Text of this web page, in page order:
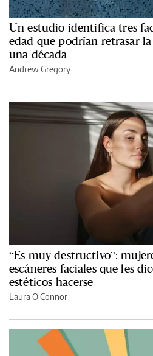
Un estudio identifica tres
edad que podrían retrasar
una década
Andrew Gregory
“Es muy destructivo”:
escáneres faciales que les
estéticos hacerse
Laura O'Connor